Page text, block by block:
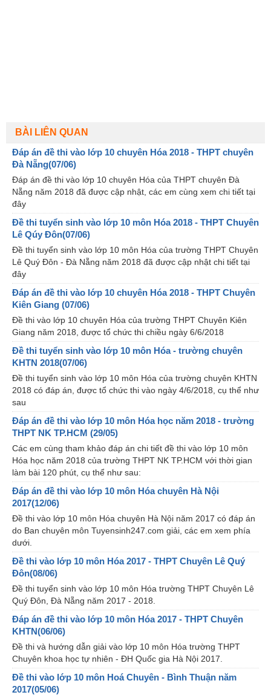
BÀI LIÊN QUAN
Đáp án đề thi vào lớp 10 chuyên Hóa 2018 - THPT chuyên
Đà Nẵng(07/06)
Đáp án đề thi vào lớp 10 chuyên Hóa của THPT chuyên Đà
Nẵng năm 2018 đã được cập nhật, các em cùng xem chi tiết tại
đây
Đề thi tuyển sinh vào lớp 10 môn Hóa 2018 - THPT Chuyên
Lê Qúy Đôn(07/06)
Đề thi tuyển sinh vào lớp 10 môn Hóa của trường THPT Chuyên
Lê Quý Đôn - Đà Nẵng năm 2018 đã được cập nhật chi tiết tại
đây
Đáp án đề thi vào lớp 10 chuyên Hóa 2018 - THPT Chuyên
Kiên Giang (07/06)
Đề thi vào lớp 10 chuyên Hóa của trường THPT Chuyên Kiên
Giang năm 2018, được tổ chức thi chiều ngày 6/6/2018
Đề thi tuyển sinh vào lớp 10 môn Hóa - trường chuyên
KHTN 2018(07/06)
Đề thi tuyển sinh vào lớp 10 môn Hóa của trường chuyên KHTN
2018 có đáp án, được tổ chức thi vào ngày 4/6/2018, cụ thể như
sau
Đáp án đề thi vào lớp 10 môn Hóa học năm 2018 - trường
THPT NK TP.HCM (29/05)
Các em cùng tham khảo đáp án chi tiết đề thi vào lớp 10 môn
Hóa học năm 2018 của trường THPT NK TP.HCM với thời gian
làm bài 120 phút, cụ thể như sau:
Đáp án đề thi vào lớp 10 môn Hóa chuyên Hà Nội
2017(12/06)
Đề thi vào lớp 10 môn Hóa chuyên Hà Nội năm 2017 có đáp án
do Ban chuyên môn Tuyensinh247.com giải, các em xem phía
dưới.
Đề thi vào lớp 10 môn Hóa 2017 - THPT Chuyên Lê Quý
Đôn(08/06)
Đề thi tuyển sinh vào lớp 10 môn Hóa trường THPT Chuyên Lê
Quý Đôn, Đà Nẵng năm 2017 - 2018.
Đáp án đề thi vào lớp 10 môn Hóa 2017 - THPT Chuyên
KHTN(06/06)
Đề thi và hướng dẫn giải vào lớp 10 môn Hóa trường THPT
Chuyên khoa học tự nhiên - ĐH Quốc gia Hà Nội 2017.
Đề thi vào lớp 10 môn Hoá Chuyên - Bình Thuận năm
2017(05/06)